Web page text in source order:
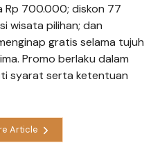
Rp 700.000; diskon 77
wisata pilihan; dan
gratis selama tujuh
Promo berlaku dalam
syarat serta ketentuan
Article